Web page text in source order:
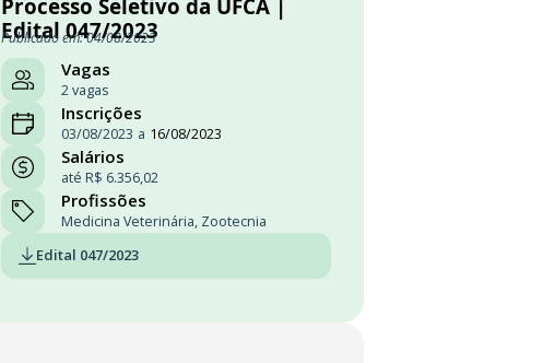
Processo Seletivo da UFCA |
Edital 047/2023
Publicado em: 04/08/2023
Vagas
2 vagas
Inscrições
03/08/2023 a 16/08/2023
Salários
até R$ 6.356,02
Profissões
Medicina Veterinária, Zootecnia
Edital 047/2023